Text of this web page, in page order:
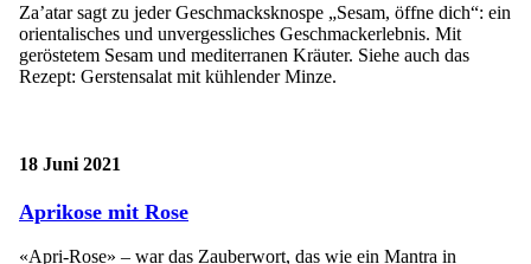
Za’atar sagt zu jeder Geschmacksknospe „Sesam, öffne dich“: ein
orientalisches und unvergessliches Geschmackerlebnis. Mit
geröstetem Sesam und mediterranen Kräuter. Siehe auch das
Rezept: Gerstensalat mit kühlender Minze.
18 Juni 2021
Aprikose mit Rose
«Apri-Rose» – war das Zauberwort, das wie ein Mantra in